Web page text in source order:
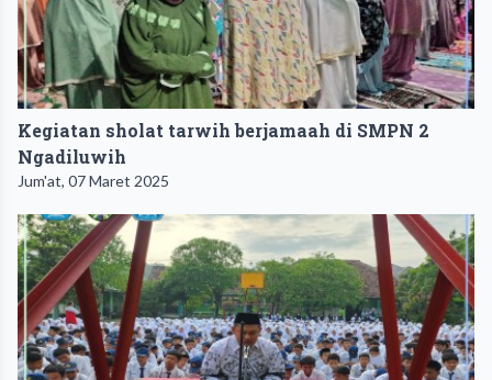
Kegiatan sholat tarwih berjamaah di SMPN 2
Ngadiluwih
Jum'at, 07 Maret 2025